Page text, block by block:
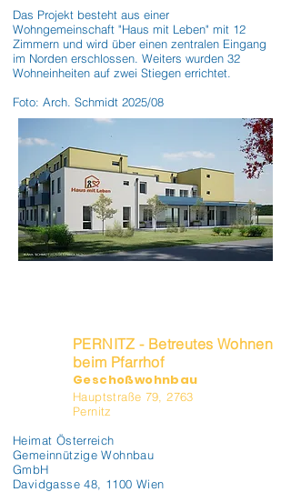
Das Projekt besteht aus einer
Wohngemeinschaft "Haus mit Leben" mit 12
Zimmern und wird über einen zentralen Eingang
im Norden erschlossen. Weiters wurden 32
Wohneinheiten auf zwei Stiegen errichtet.
Foto: Arch. Schmidt 2025/08
PERNITZ - Betreutes Wohnen
beim Pfarrhof
Geschoßwohnbau
Hauptstraße 79, 2763
Pernitz
Heimat Österreich
Gemeinnützige Wohnbau
GmbH
Davidgasse 48, 1100 Wien